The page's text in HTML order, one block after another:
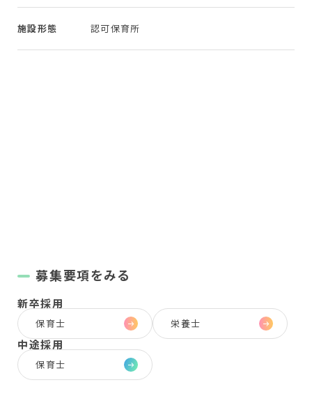
施設形態 認可保育所
募集要項をみる
新卒採用
保育士 栄養士
中途採用
保育士